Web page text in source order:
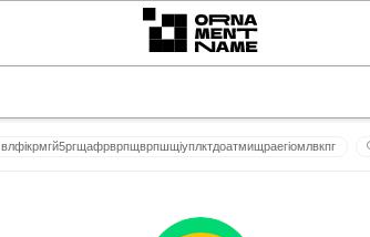
влфікрмгй5ргщафрврпщврпшщіуплктдоатмищраегіомлвкпг